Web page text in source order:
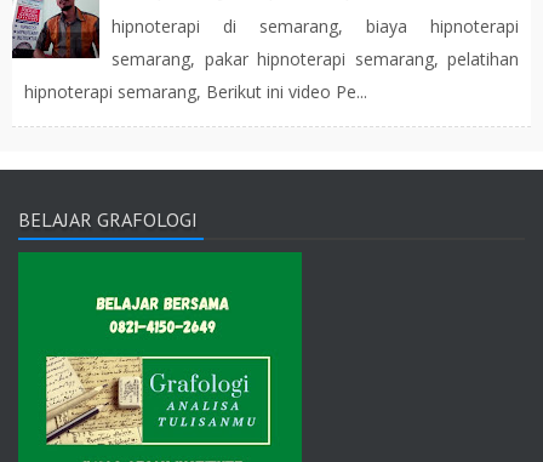
hipnoterapi di semarang, biaya hipnoterapi
semarang, pakar hipnoterapi semarang, pelatihan
hipnoterapi semarang, Berikut ini video Pe...
BELAJAR GRAFOLOGI